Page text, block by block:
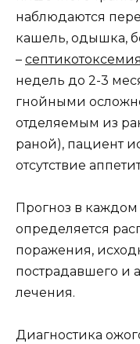
наблюдаются
кашель, одышка,
– септикотоксемия
недель до 2-3
гнойными
отделяемым из
раной), пациент
отсутствие
Прогноз в каждом
определяется
поражения,
пострадавшего и
лечения.
Диагностика